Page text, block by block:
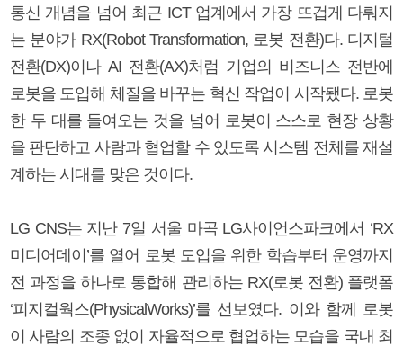
통신 개념을 넘어 최근 ICT 업계에서 가장 뜨겁게 다뤄지
는 분야가 RX(Robot Transformation, 로봇 전환)다. 디지털
전환(DX)이나 AI 전환(AX)처럼 기업의 비즈니스 전반에
로봇을 도입해 체질을 바꾸는 혁신 작업이 시작됐다. 로봇
한 두 대를 들여오는 것을 넘어 로봇이 스스로 현장 상황
을 판단하고 사람과 협업할 수 있도록 시스템 전체를 재설
계하는 시대를 맞은 것이다.
LG CNS는 지난 7일 서울 마곡 LG사이언스파크에서 ‘RX
미디어데이’를 열어 로봇 도입을 위한 학습부터 운영까지
전 과정을 하나로 통합해 관리하는 RX(로봇 전환) 플랫폼
‘피지컬웍스(PhysicalWorks)’를 선보였다. 이와 함께 로봇
이 사람의 조종 없이 자율적으로 협업하는 모습을 국내 최